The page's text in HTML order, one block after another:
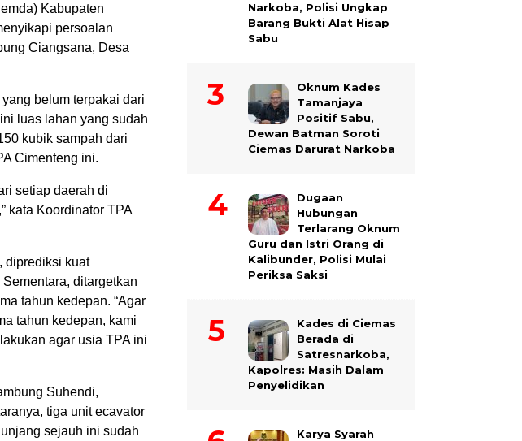
Kabupaten
persoalan
Ciangsana, Desa
belum terpakai dari
luas lahan yang sudah
kubik sampah dari
Cimenteng ini.
setiap daerah di
kata Koordinator TPA
diprediksi kuat
ditargetkan
tahun kedepan. “Agar
tahun kedepan, kami
agar usia TPA ini
Suhendi,
tiga unit ecavator
sejauh ini sudah
Narkoba, Polisi Ungkap
Barang Bukti Alat Hisap
Sabu
Oknum Kades
Tamanjaya
Positif Sabu,
Dewan Batman Soroti
Ciemas Darurat Narkoba
Dugaan
Hubungan
Terlarang Oknum
Guru dan Istri Orang di
Kalibunder, Polisi Mulai
Periksa Saksi
Kades di Ciemas
Berada di
Satresnarkoba,
Kapolres: Masih Dalam
Penyelidikan
Karya Syarah